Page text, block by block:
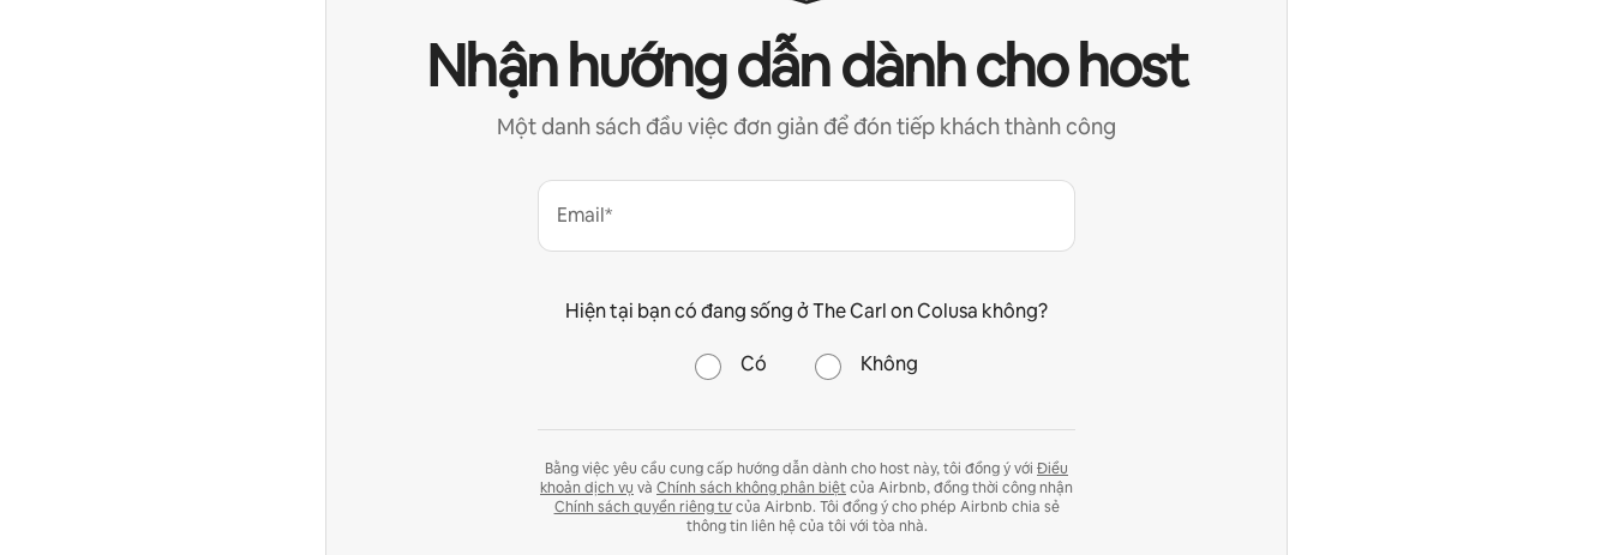
Nhận hướng dẫn dành cho host
Một danh sách đầu việc đơn giản để đón tiếp khách thành công
Email*
Hiện tại bạn có đang sống ở The Carl on Colusa không?
Có Không
Bằng việc yêu cầu cung cấp hướng dẫn dành cho host này, tôi đồng ý với Điều
khoản dịch vụ và Chính sách không phân biệtcủa Airbnb, đồng thời công nhận
Chính sách quyền riêng tưcủa Airbnb. Tôi đồng ý cho phép Airbnb chia sẻ
thông tin liên hệ của tôi với tòa nhà.